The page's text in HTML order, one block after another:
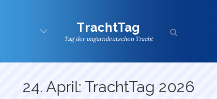
TrachtTag
Tag der ungarndeutschen Tracht
search
24. April: TrachtTag 2026